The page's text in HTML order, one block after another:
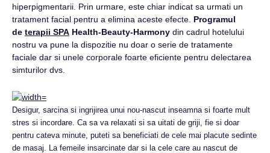
hiperpigmentarii. Prin urmare, este chiar indicat sa urmati un
tratament facial pentru a elimina aceste efecte. Programul
de terapii SPA Health-Beauty-Harmony din cadrul hotelului
nostru va pune la dispozitie nu doar o serie de tratamente
faciale dar si unele corporale foarte eficiente pentru delectarea
simturilor dvs.
Desigur, sarcina si ingrijirea unui nou-nascut inseamna si foarte mult
stres si incordare. Ca sa va relaxati si sa uitati de griji, fie si doar
pentru cateva minute, puteti sa beneficiati de cele mai placute sedinte
de masaj. La femeile insarcinate dar si la cele care au nascut de